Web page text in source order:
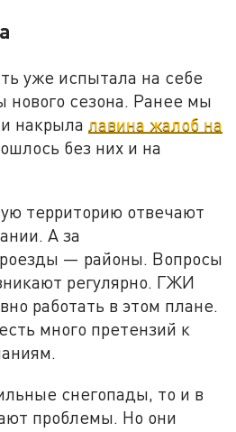
уже испытала на себе
нового сезона. Ранее мы
накрылалавина жалоб на
без них и на
территорию отвечают
А за
— районы. Вопросы
регулярно. ГЖИ
работать в этом плане.
много претензий к
снегопады, то и в
проблемы. Но они